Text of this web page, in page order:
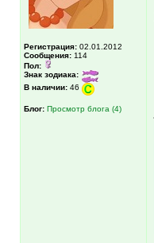
Регистрация: 02.01.2012
Сообщения: 114
Пол:
Знак зодиака:
В наличии: 46
Блог: Просмотр блога (4)